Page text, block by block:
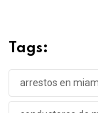
Tags:
arrestos en